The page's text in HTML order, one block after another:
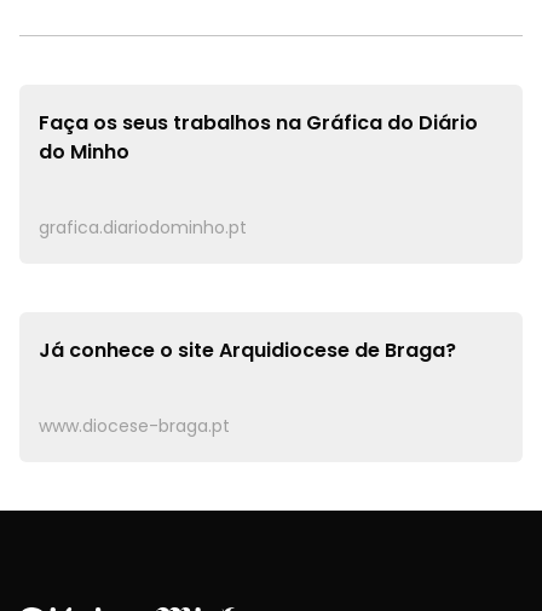
Faça os seus trabalhos na Gráfica do Diário
do Minho
grafica.diariodominho.pt
Já conhece o siteArquidiocese de Braga?
www.diocese-braga.pt